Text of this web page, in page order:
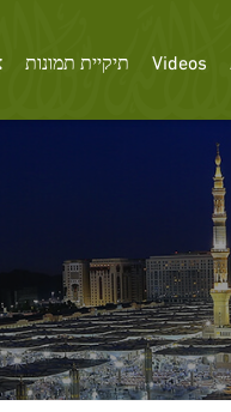
Videos תיקיית תמונות